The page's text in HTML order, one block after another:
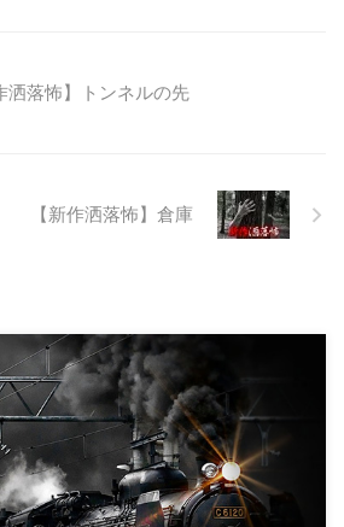
ったら
責任
洒落怖】トンネルの先
【新作洒落怖】倉庫